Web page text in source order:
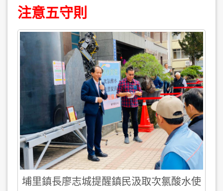
注意五守則
埔里鎮長廖志城提醒鎮民汲取次氯酸水使